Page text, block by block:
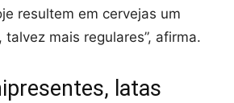
resultem em cervejas um
mais regulares”, afirma.
latas